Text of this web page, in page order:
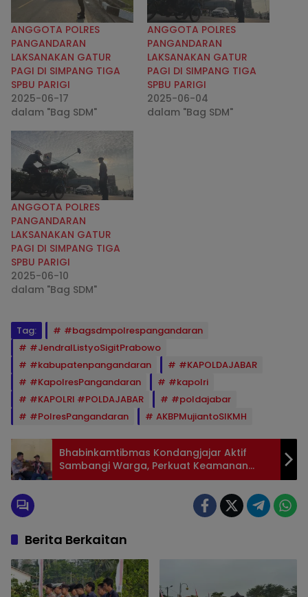
ANGGOTA POLRES
PANGANDARAN
LAKSANAKAN GATUR
PAGI DI SIMPANG TIGA
SPBU PARIGI
2025-06-17
dalam "Bag SDM"
ANGGOTA POLRES
PANGANDARAN
LAKSANAKAN GATUR
PAGI DI SIMPANG TIGA
SPBU PARIGI
2025-06-04
dalam "Bag SDM"
ANGGOTA POLRES
PANGANDARAN
LAKSANAKAN GATUR
PAGI DI SIMPANG TIGA
SPBU PARIGI
2025-06-10
dalam "Bag SDM"
Tag:
#bagsdmpolrespangandaran
#JendralListyoSigitPrabowo
#kabupatenpangandaran
#KAPOLDAJABAR
#KapolresPangandaran
#kapolri
#KAPOLRI #POLDAJABAR
#poldajabar
#PolresPangandaran
AKBPMujiantoSIKMH
Bhabinkamtibmas Kondangjajar Aktif
Sambangi Warga, Perkuat Keamanan
Desa
Berita Berkaitan